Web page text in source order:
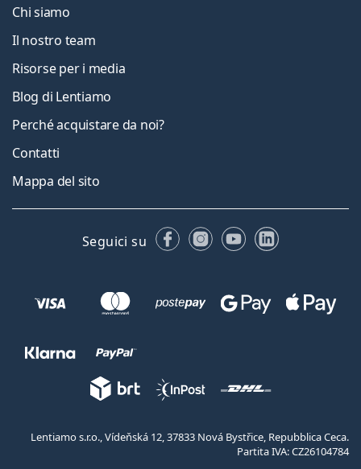
Chi siamo
Il nostro team
Risorse per i media
Blog di Lentiamo
Perché acquistare da noi?
Contatti
Mappa del sito
Seguici su FacebookInstagram
YouTubeLinkedIn
Lentiamo s.r.o., Vídeňská 12, 37833 Nová Bystřice, Repubblica Ceca.
Partita IVA: CZ26104784